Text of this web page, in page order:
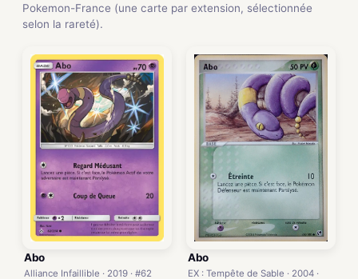
Pokemon-France (une carte par extension, sélectionnée
selon la rareté).
Abo
Alliance Infaillible · 2019 · #62
Abo
EX : Tempête de Sable · 2004 ·